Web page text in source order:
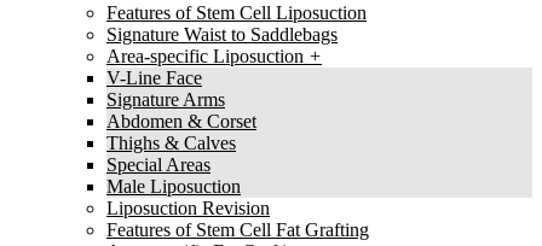
Features of Stem Cell Liposuction
Signature Waist to Saddlebags
Area-specific Liposuction
V-Line Face
Signature Arms
Abdomen & Corset
Thighs & Calves
Special Areas
Male Liposuction
Liposuction Revision
Features of Stem Cell Fat Grafting